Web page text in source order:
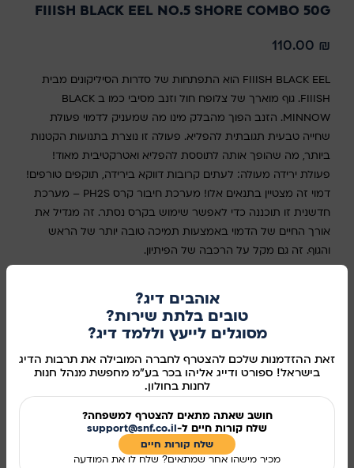
אוהבים דיג?
טובים בלתת שירות?
מסוגלים לייעץ וללמד דיג?
זאת ההזדמנות שלכם להצטרף לחברה המובילה את תרבות הדיג
בישראל! ספורט ודייג אליהו בכר בע"מ מחפשת מנהל חנות
לחנות בחולון.
חושב שאתה מתאים להצטרף למשפחה?
שלח קורות חיים ל-support@snf.co.il
שלח קורות חיים​
מכיר מישהו אחר שמתאים? שלח לו את המודעה
FIIISH BLACK EEL NO.5 SHORE COMBO 50G
110.00 ₪
FIIISH BLACK EEL הוא התפתחות של סדרות הסיליקונים מבית
FIIISH. גוף מוארך של צלופח חול וזנב מסיבי כמו ב BLACK
MINNOW. הזנב הפוך מהבלק מינו מה שמעניק לדמוי פעולת
שחייה טבעית תגובתית להפליא. פעולה זו נוצרת בתנועות הקטנות
ביותר, מה שהופך אותה לתוססת להפליא ואטרקטיבית מאוד!
פעולת ירידה מעולה: לעתים קרובות דווקא בירידה, תוקפים טורפים!
דמוי זה מצטיין בתנאים אלו! מערכת חיבור קרס PH2S – מערכת
חדשנית זו תוכננה כדי לאפשר שימוש בקרס נסתר. זה מגדיל את
אורך החיים של הדמוי באמצעות תמיכה טובה יותר של הראש
והגוף. זה גם מקל על הרכבה של הפיתיון.
הוספה לסל
קנו עכשיו
מידע נוסף